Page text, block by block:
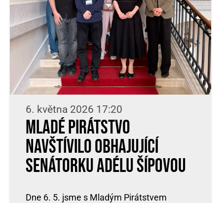
6. května 2026 17:20
Mladé Pirátstvo
navštívilo obhajující
senátorku Adélu Šípovou
Dne 6. 5. jsme s Mladým Pirátstvem